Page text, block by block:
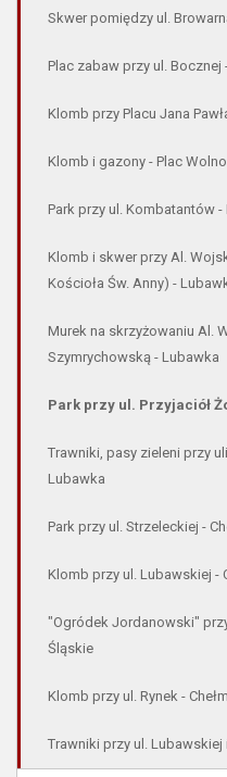
Skwer pomiędzy ul.
Plac zabaw przy ul. Bocznej
Klomb przy Placu Jana
Klomb i gazony - Plac
Park przy ul. Kombatantów -
Klomb i skwer przy Al.
Kościoła Św. Anny) -
Murek na skrzyżowaniu Al.
Szymrychowską - Lubawka
Park przy ul. Przyjaciół
Trawniki, pasy zieleni przy
Lubawka
Park przy ul. Strzeleckiej -
Klomb przy ul. Lubawskiej -
"Ogródek Jordanowski"
Śląskie
Klomb przy ul. Rynek -
Trawniki przy ul. Lubawskiej